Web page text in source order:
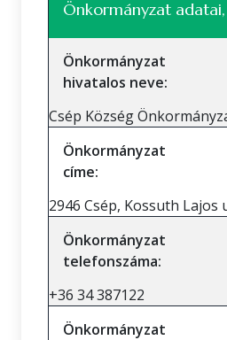
Önkormányzat
Önkormányzat
hivatalos neve:
Csép Község
Önkormányzat
címe:
2946 Csép, Kossuth Lajos
Önkormányzat
telefonszáma:
+36 34 387122
Önkormányzat